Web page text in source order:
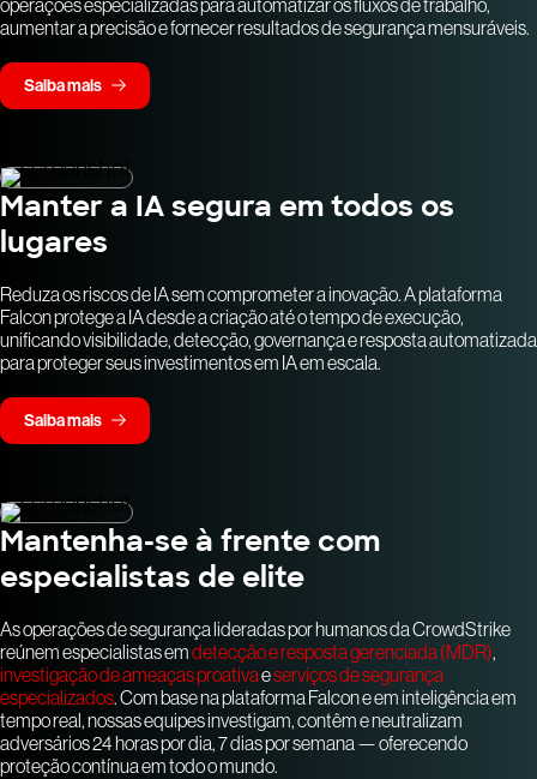
operações especializadas para automatizar os fluxos de trabalho,
aumentar a precisão e fornecer resultados de segurança mensuráveis.
Saiba mais
Manter a IA segura em todos os
lugares
Reduza os riscos de IA sem comprometer a inovação. A plataforma
Falcon protege a IA desde a criação até o tempo de execução,
unificando visibilidade, detecção, governança e resposta automatizada
para proteger seus investimentos em IA em escala.
Saiba mais
Mantenha-se à frente com
especialistas de elite
As operações de segurança lideradas por humanos da CrowdStrike
reúnem especialistas emdetecção e resposta gerenciada (MDR),
investigação de ameaças proativaeserviços de segurança
especializados. Com base na plataforma Falcon e em inteligência em
tempo real, nossas equipes investigam, contêm e neutralizam
adversários 24 horas por dia, 7 dias por semana — oferecendo
proteção contínua em todo o mundo.